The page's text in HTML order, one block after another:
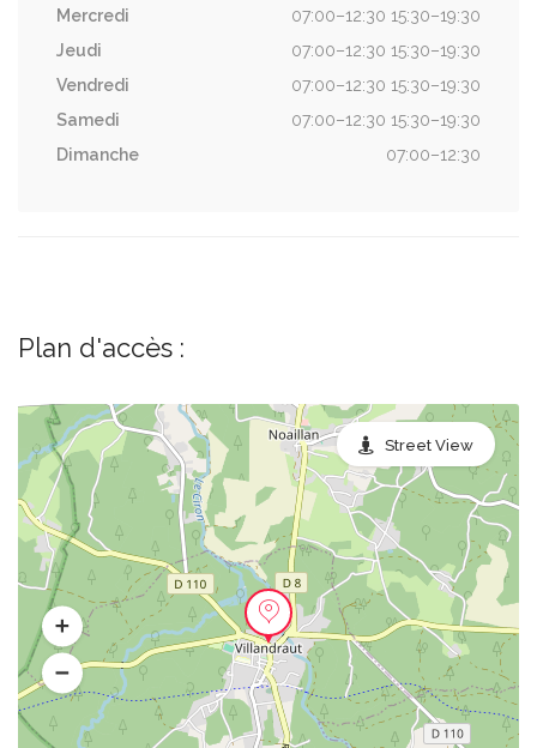
Mercredi
07:00–12:30 15:30–19:30
Jeudi
07:00–12:30 15:30–19:30
Vendredi
07:00–12:30 15:30–19:30
Samedi
07:00–12:30 15:30–19:30
Dimanche
07:00–12:30
Plan d'accès :
Street View